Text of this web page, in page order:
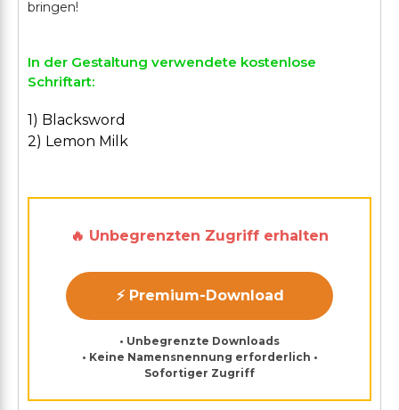
In der Gestaltung verwendete kostenlose
Schriftart:
1) Blacksword
2) Lemon Milk
🔥 Unbegrenzten Zugriff erhalten
⚡ Premium-Download
• Unbegrenzte Downloads
• Keine Namensnennung erforderlich •
Sofortiger Zugriff